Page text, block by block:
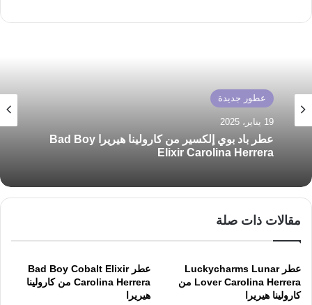
عطور جديدة
19 يناير، 2025
عطر باد بوي إلكسير من كارولينا هيريرا Bad Boy
Elixir Carolina Herrera
مقالات ذات صلة
عطر Luckycharms Lunar
Lover Carolina Herrera من
كارولينا هيريرا
عطر Bad Boy Cobalt Elixir
Carolina Herrera من كارولينا
هيريرا